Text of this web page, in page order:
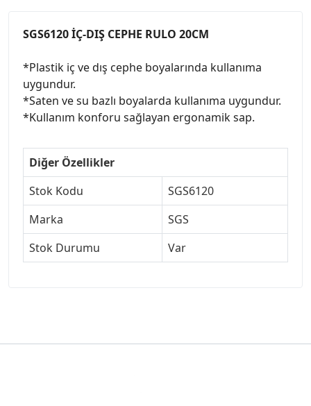
SGS6120 İÇ-DIŞ CEPHE RULO 20CM
*Plastik iç ve dış cephe boyalarında kullanıma
uygundur.
*Saten ve su bazlı boyalarda kullanıma uygundur.
*Kullanım konforu sağlayan ergonamik sap.
Diğer Özellikler
Stok Kodu
SGS6120
Marka
SGS
Stok Durumu
Var